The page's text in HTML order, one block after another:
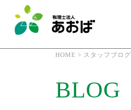
HOME > スタッフブログ
BLOG